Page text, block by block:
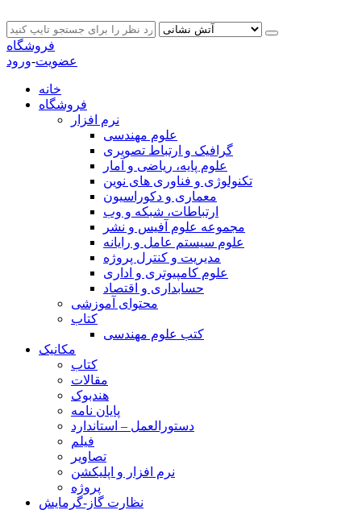
فروشگاه
عضویت-ورود
خانه
فروشگاه
نرم افزار
علوم مهندسی
گرافیک و ارتباط تصویری
علوم پایه، ریاضی و آمار
تکنولوژی و فناوری های نوین
معماری و دکوراسیون
ارتباطات، شبکه و وب
مجموعه علوم آفیس و نشر
علوم سیستم عامل و رایانه
مدیریت و کنترل پروژه
علوم کامپیوتری و اداری
حسابداری و اقتصاد
محتوای آموزشی
کتاب
کتب علوم مهندسی
مکانیک
کتاب
مقالات
هندبوک
پایان نامه
دستورالعمل – استاندارد
فیلم
تصاویر
نرم افزار و اپلیکشن
پروژه
نظارت گاز-گرمایش